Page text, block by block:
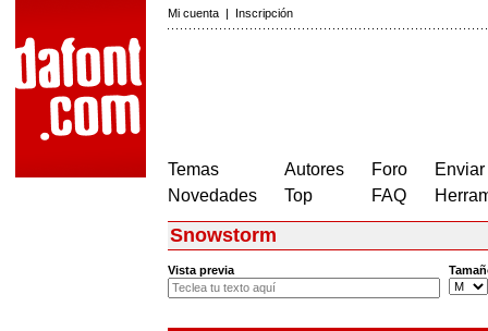
Mi cuenta | Inscripción
Temas
Novedades
Autores
Top
Foro
FAQ
Snowstorm
Vista previa